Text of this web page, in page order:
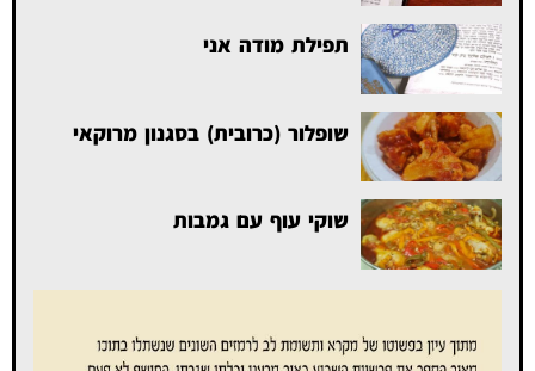
תפילת מודה אני
שופלור (כרובית) בסגנון מרוקאי
שוקי עוף עם גמבות